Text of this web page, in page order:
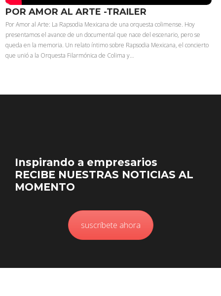
POR AMOR AL ARTE -TRAILER
Por Amor al Arte: La Rapsodia Mexicana de una orquesta colimense. Hoy
presentamos el avance de un documental que nace del escenario, pero se
queda en la memoria. Un relato íntimo sobre Rapsodia Mexicana, el concierto
que unió a la Orquesta Filarmónica de Colima y…
Inspirando a empresarios
RECIBE NUESTRAS NOTICIAS AL
MOMENTO
suscríbete ahora